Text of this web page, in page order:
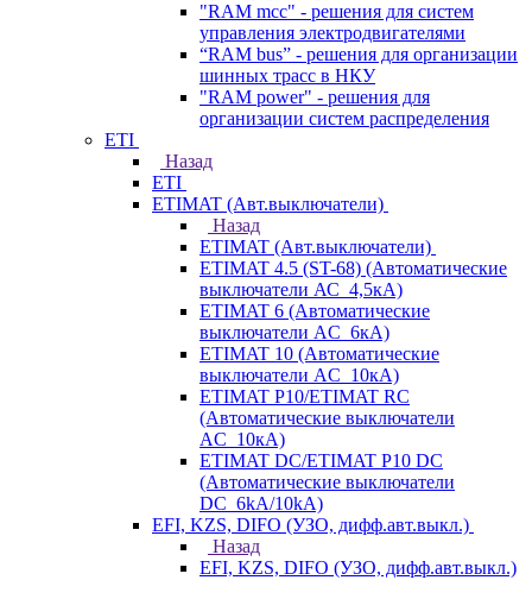
"RAM mcc" - решения для систем
управления электродвигателями
“RAM bus” - решения для организации
шинных трасс в НКУ
"RAM power" - решения для
организации систем распределения
ETI
Назад
ETI
ETIMAT (Авт.выключатели)
Назад
ETIMAT (Авт.выключатели)
ETIMAT 4.5 (ST-68) (Автоматические
выключатели АС_4,5кА)
ETIMAT 6 (Автоматические
выключатели AC_6кА)
ETIMAT 10 (Автоматические
выключатели AC_10кА)
ETIMAT P10/ETIMAT RC
(Автоматические выключатели
AC_10кА)
ETIMAT DC/ETIMAT P10 DC
(Автоматические выключатели
DC_6kA/10kA)
EFI, KZS, DIFO (УЗО, дифф.авт.выкл.)
Назад
EFI, KZS, DIFO (УЗО, дифф.авт.выкл.)